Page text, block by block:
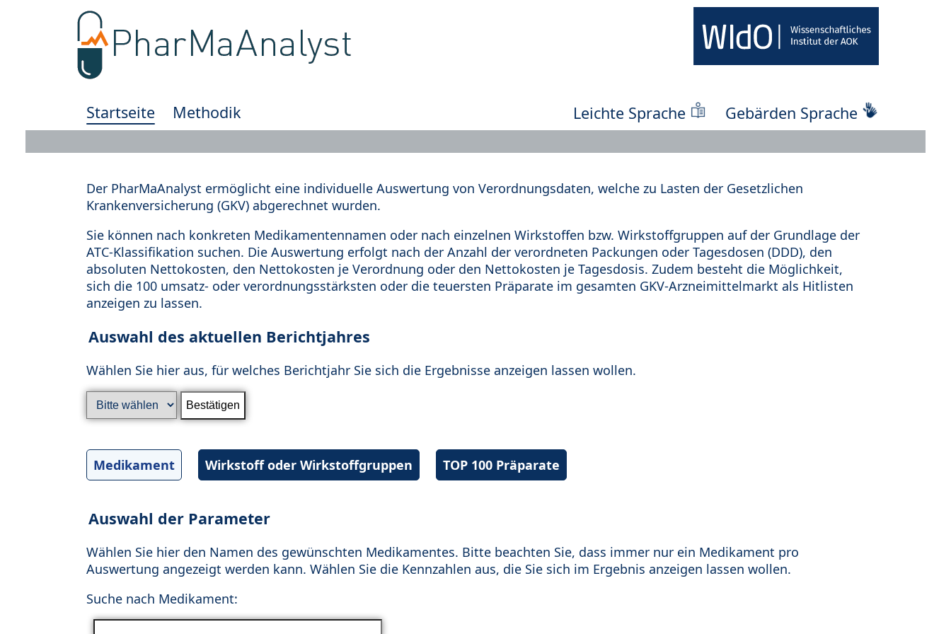
Startseite Methodik Leichte Sprache Gebärden Sprache
Der PharMaAnalyst ermöglicht eine individuelle Auswertung von Verordnungsdaten, welche zu Lasten der Gesetzlichen
Krankenversicherung (GKV) abgerechnet wurden.
Sie können nach konkreten Medikamentennamen oder nach einzelnen Wirkstoffen bzw. Wirkstoffgruppen auf der Grundlage der
ATC-Klassifikation suchen. Die Auswertung erfolgt nach der Anzahl der verordneten Packungen oder Tagesdosen (DDD), den
absoluten Nettokosten, den Nettokosten je Verordnung oder den Nettokosten je Tagesdosis. Zudem besteht die Möglichkeit,
sich die 100 umsatz- oder verordnungsstärksten oder die teuersten Präparate im gesamten GKV-Arzneimittelmarkt als Hitlisten
anzeigen zu lassen.
Auswahl des aktuellen Berichtjahres
Wählen Sie hier aus, für welches Berichtjahr Sie sich die Ergebnisse anzeigen lassen wollen.
Medikament Wirkstoff oder Wirkstoffgruppen TOP 100 Präparate
Auswahl der Parameter
Wählen Sie hier den Namen des gewünschten Medikamentes. Bitte beachten Sie, dass immer nur ein Medikament pro
Auswertung angezeigt werden kann. Wählen Sie die Kennzahlen aus, die Sie sich im Ergebnis anzeigen lassen wollen.
Suche nach Medikament: